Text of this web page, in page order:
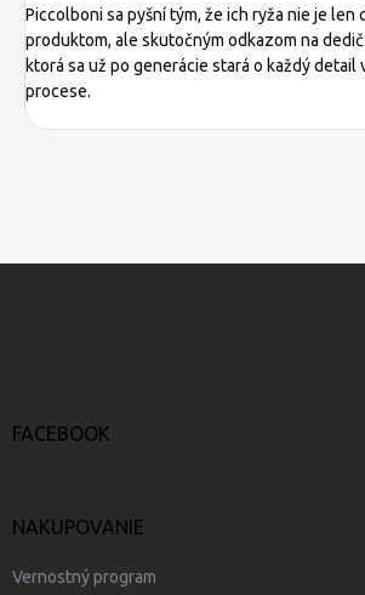
Piccolboni sa pyšní tým, že ich ryža nie je len
produktom, ale skutočným odkazom na
ktorá sa už po generácie stará o každý detail
procese.
FACEBOOK
NAKUPOVANIE
Vernostný program